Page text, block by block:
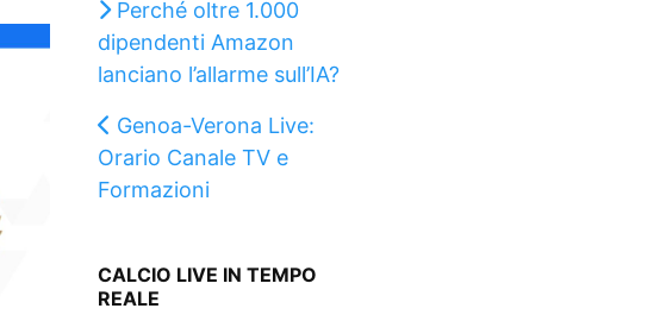
Perché oltre 1.000
dipendenti Amazon
lanciano l’allarme sull’IA?
Genoa-Verona Live:
Orario Canale TV e
Formazioni
CALCIO LIVE IN TEMPO
REALE